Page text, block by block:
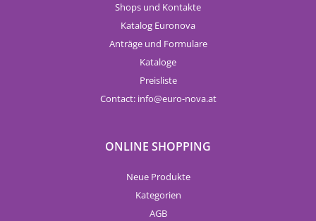
Shops und Kontakte
Katalog Euronova
Anträge und Formulare
Kataloge
Preisliste
Contact: info euro-nova.at
ONLINE SHOPPING
Neue Produkte
Kategorien
AGB